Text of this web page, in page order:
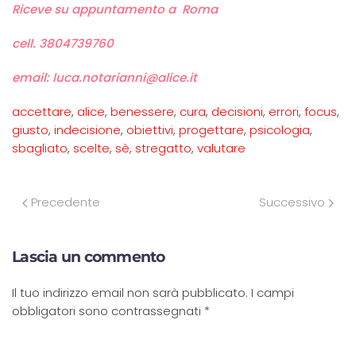
Riceve su appuntamento a Roma
cell. 3804739760
email: luca.notarianni@alice.it
accettare, alice, benessere, cura, decisioni, errori, focus,
giusto, indecisione, obiettivi, progettare, psicologia,
sbagliato, scelte, sè, stregatto, valutare
Precedente Successivo
Lascia un commento
Il tuo indirizzo email non sarà pubblicato. I campi
obbligatori sono contrassegnati *